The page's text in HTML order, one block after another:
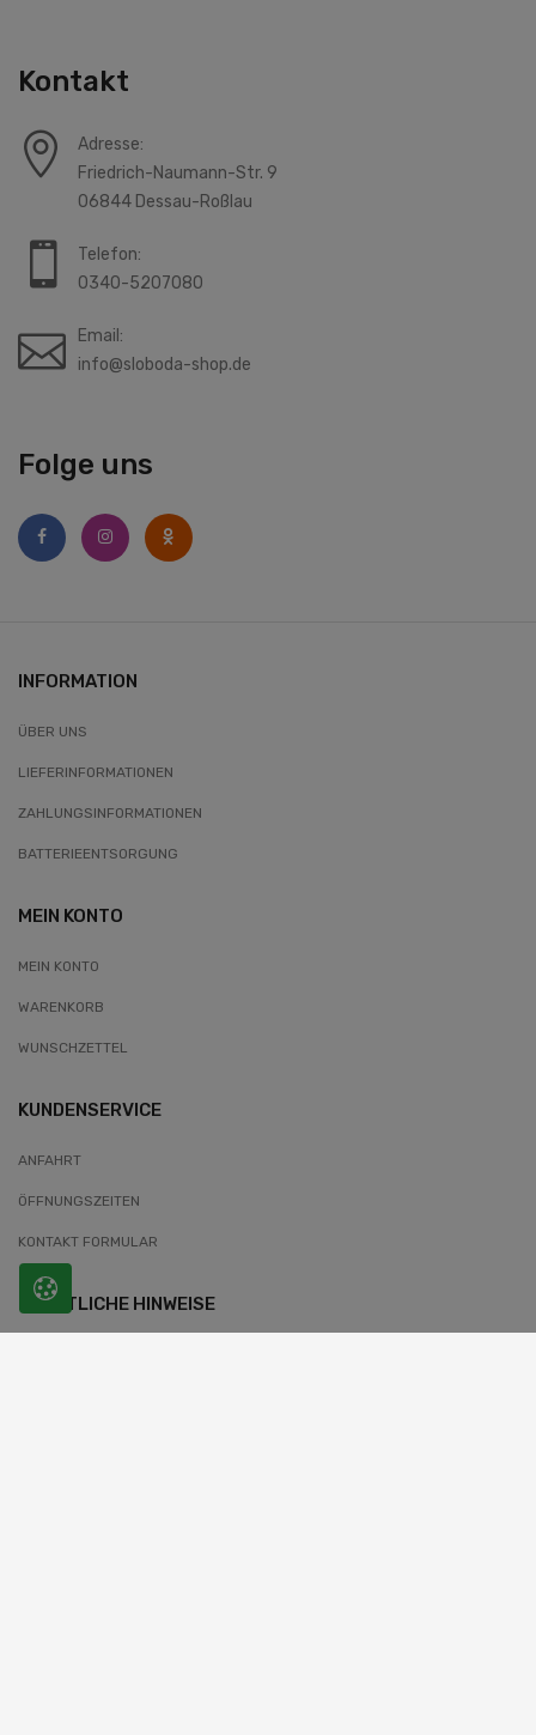
Folge uns
Kontakt
Adresse:
Friedrich-Naumann-Str. 9
06844 Dessau-Roßlau
Telefon:
0340-5207080
Email:
info@sloboda-shop.de
INFORMATION
ÜBER UNS
LIEFERINFORMATIONEN
ZAHLUNGSINFORMATIONEN
BATTERIEENTSORGUNG
MEIN KONTO
MEIN KONTO
WARENKORB
WUNSCHZETTEL
KUNDENSERVICE
ANFAHRT
ÖFFNUNGSZEITEN
KONTAKT FORMULAR
RECHTLICHE HINWEISE